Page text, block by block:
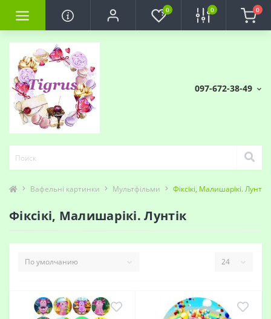
0 0 0
097-672-38-49
Вафельні картинки Мультфільми Фіксікі, Малишарікі. Лунтік
Фіксікі, Малишарікі. Лунтік